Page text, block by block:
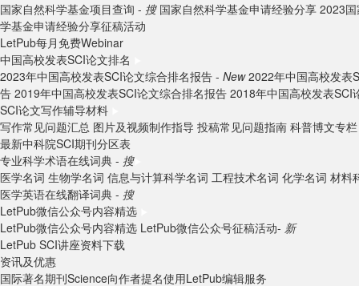
国家自然科学基金项目查询 - 搜 国家自然科学基金申请经验分享 2023
学基金申请经验分享征稿活动
LetPub每月免费Webinar
中国高校发表SCI论文排名
2023年中国高校发表SCI论文综合排名报告 - New 2022年中国高校发表
告 2019年中国高校发表SCI论文综合排名报告 2018年中国高校发表SCI
SCI论文写作辅导材料
写作常见问题汇总 图片及视频制作指导 投稿常见问题指南 科普博文专栏
最新中科院SCI期刊分区表
专业科学术语在线词典 - 搜
医学名词 生物学名词 信息与计算科学名词 工程技术名词 化学名词 材料
医学英语在线翻译词典 - 搜
LetPub微信公众号内容精选
LetPub微信公众号内容精选 LetPub微信公众号征稿活动- 新
LetPub SCI讲座资料下载
资讯及优惠
国际著名期刊Science向作者提名使用LetPub编辑服务